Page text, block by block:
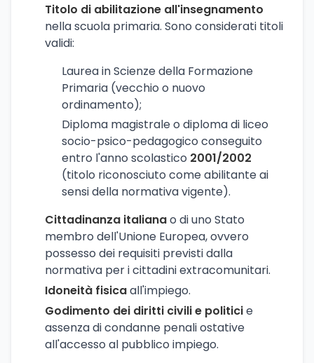
Titolo di abilitazione all'insegnamento
nella scuola primaria. Sono considerati titoli
validi:
Laurea in Scienze della Formazione
Primaria (vecchio o nuovo
ordinamento);
Diploma magistrale o diploma di liceo
socio-psico-pedagogico conseguito
entro l'anno scolastico 2001/2002
(titolo riconosciuto come abilitante ai
sensi della normativa vigente).
Cittadinanza italianao di uno Stato
membro dell'Unione Europea, ovvero
possesso dei requisiti previsti dalla
normativa per i cittadini extracomunitari.
Idoneità fisicaall'impiego.
Godimento dei diritti civili e politicie
assenza di condanne penali ostative
all'accesso al pubblico impiego.